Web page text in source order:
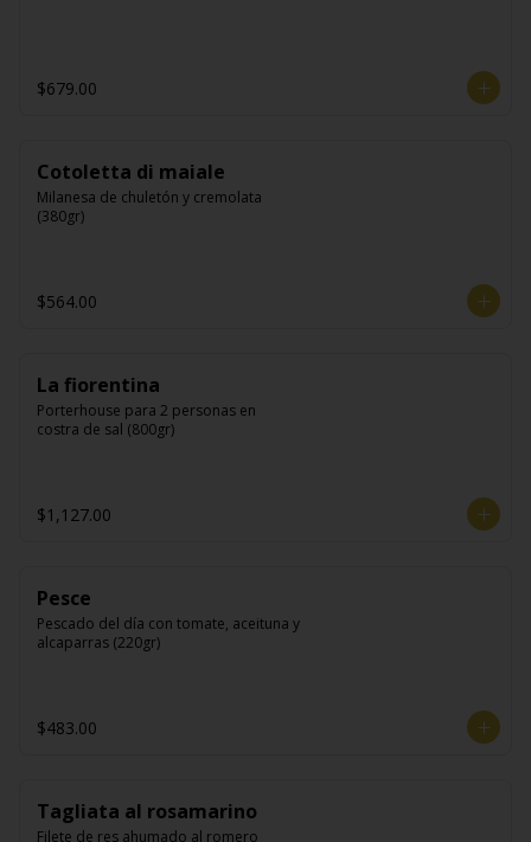
$679.00
Cotoletta di maiale
Milanesa de chuletón y cremolata
(380gr)
$564.00
La fiorentina
Porterhouse para 2 personas en
costra de sal (800gr)
$1,127.00
Pesce
Pescado del día con tomate, aceituna y
alcaparras (220gr)
$483.00
Tagliata al rosamarino
Filete de res ahumado al romero